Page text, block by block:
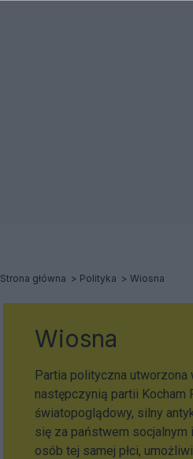
Strona główna Polityka Wiosna
Wiosna
Partia polityczna
następczynią partii Kocham
światopoglądowy, silny
się za państwem socjalnym
osób tej samej płci,